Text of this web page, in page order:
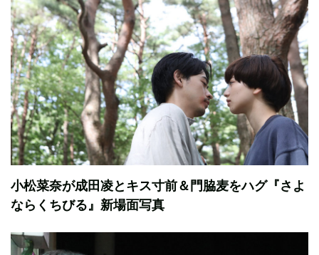
小松菜奈が成田凌とキス寸前＆門脇麦をハグ『さよ
ならくちびる』新場面写真